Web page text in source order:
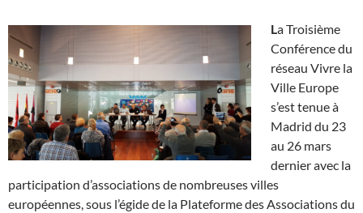
La Troisième
Conférence du
réseau Vivre la
Ville Europe
s’est tenue à
Madrid du 23
au 26 mars
dernier avec la
participation d’associations de nombreuses villes
européennes, sous l’égide de la Plateforme des Associations du